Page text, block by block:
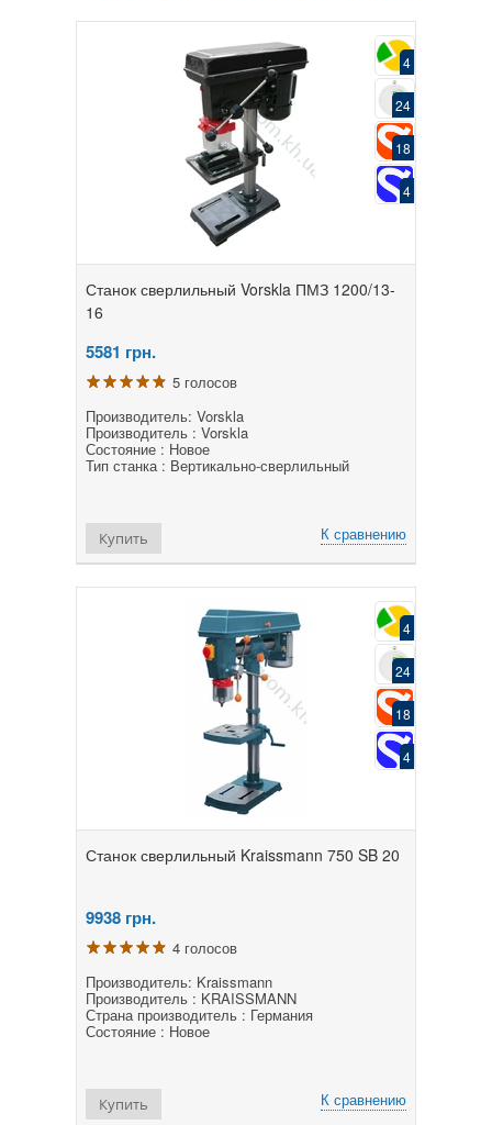
4
24
18
4
Станок сверлильный Vorskla ПМЗ 1200/13-
16
5581 грн.
5 голосов
Производитель: Vorskla
Производитель : Vorskla
Состояние : Новое
Тип станка : Вертикально-сверлильный
К сравнению
Купить
4
24
18
4
Станок сверлильный Kraissmann 750 SB 20
9938 грн.
4 голосов
Производитель: Kraissmann
Производитель : KRAISSMANN
Страна производитель : Германия
Состояние : Новое
К сравнению
Купить